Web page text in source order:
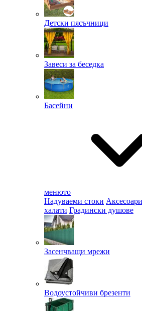
Детски пясъчници
Завеси за беседка
Басейни
менюто
Надуваеми стоки
халати Градински душове
Засенчващи мрежи
Водоустойчиви брезенти